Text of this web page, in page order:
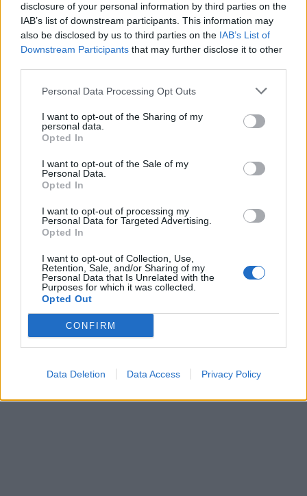
disclosure of your personal information by third parties on the
IAB’s list of downstream participants. This information may
also be disclosed by us to third parties on the IAB’s List of
Downstream Participants that may further disclose it to other
Personal Data Processing Opt Outs
I want to opt-out of the Sharing of my
personal data.
Opted In
I want to opt-out of the Sale of my
Personal Data.
Opted In
I want to opt-out of processing my
Personal Data for Targeted Advertising.
Opted In
I want to opt-out of Collection, Use,
Retention, Sale, and/or Sharing of my
Personal Data that Is Unrelated with the
Purposes for which it was collected.
Opted Out
CONFIRM
Data Deletion Data Access Privacy Policy
Δείτε την ανάρτηση